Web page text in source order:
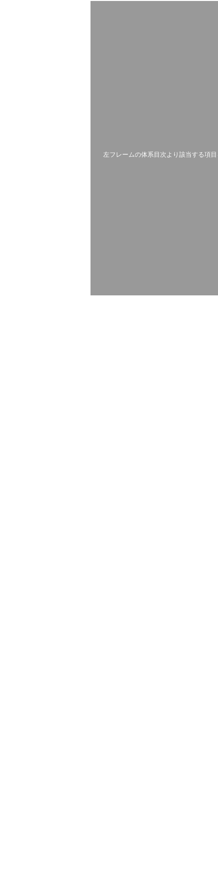
左フレームの体系目次より該当する項